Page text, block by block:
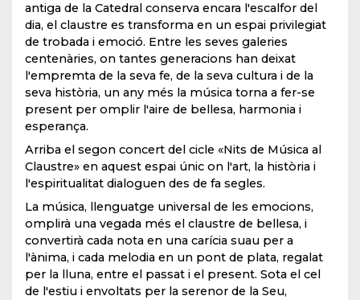
antiga de la Catedral conserva encara l'escalfor del
dia, el claustre es transforma en un espai privilegiat
de trobada i emoció. Entre les seves galeries
centenàries, on tantes generacions han deixat
l'empremta de la seva fe, de la seva cultura i de la
seva història, un any més la música torna a fer-se
present per omplir l'aire de bellesa, harmonia i
esperança.
Arriba el segon concert del cicle «Nits de Música al
Claustre» en aquest espai únic on l'art, la història i
l'espiritualitat dialoguen des de fa segles.
La música, llenguatge universal de les emocions,
omplirà una vegada més el claustre de bellesa, i
convertirà cada nota en una carícia suau per a
l'ànima, i cada melodia en un pont de plata, regalat
per la lluna, entre el passat i el present. Sota el cel
de l'estiu i envoltats per la serenor de la Seu,